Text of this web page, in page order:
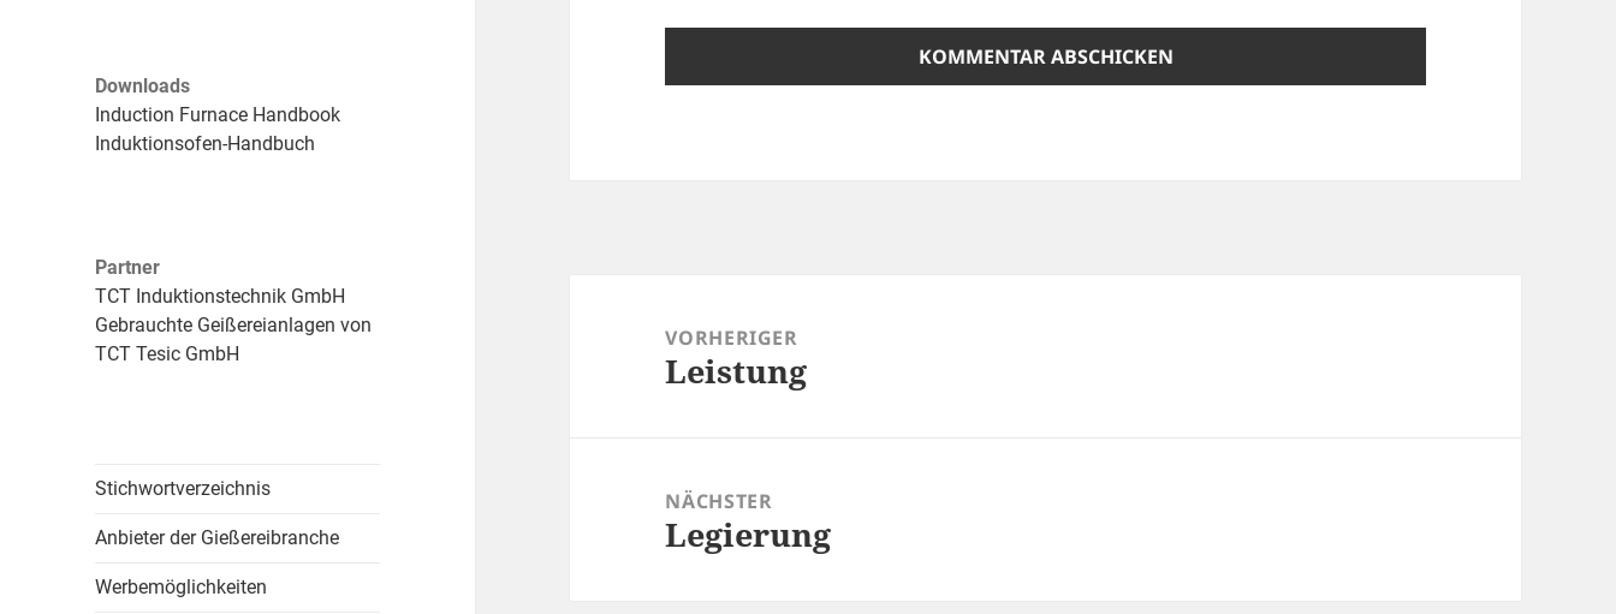
Downloads
Induction Furnace Handbook
Induktionsofen-Handbuch
Partner
TCT Induktionstechnik GmbH
Gebrauchte Geißereianlagen von
TCT Tesic GmbH
Stichwortverzeichnis
Anbieter der Gießereibranche
Werbemöglichkeiten
VORHERIGER
Vorheriger
Leistung
NÄCHSTER
Nächster
Legierung